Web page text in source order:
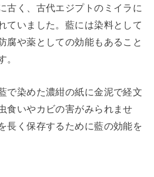
古く、古代エジプトのミイラに
ていました。藍には染料として
腐や薬としての効能もあること
。
で染めた濃紺の紙に金泥で経文
食いやカビの害がみられませ
長く保存するために藍の効能を